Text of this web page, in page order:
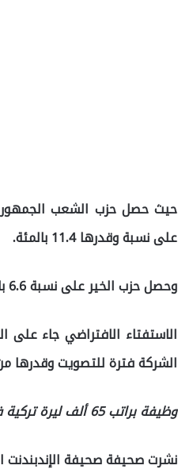
على نسبة وقدرها 11.4 بالمئة.
وحصل حزب الخير على نسبة 6.6 بالمئة, وحزب الحركة القومية على نسبة 7.2 بالمئة.
الاستفتاء الافتراضي جاء على
الشركة فترة للتصويت وقدرها من 1 الشهر الجاري وحتى 5 الشهر, لتعلن عن النتائج
وظيفة براتب 65 ألف ليرة تركية فقط اجلس وشاهد مسلسل الكرتون عائلة سيمبسون